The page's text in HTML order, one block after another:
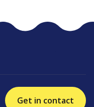
Get in contact